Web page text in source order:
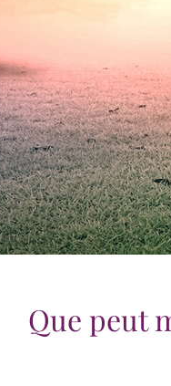
Que peut